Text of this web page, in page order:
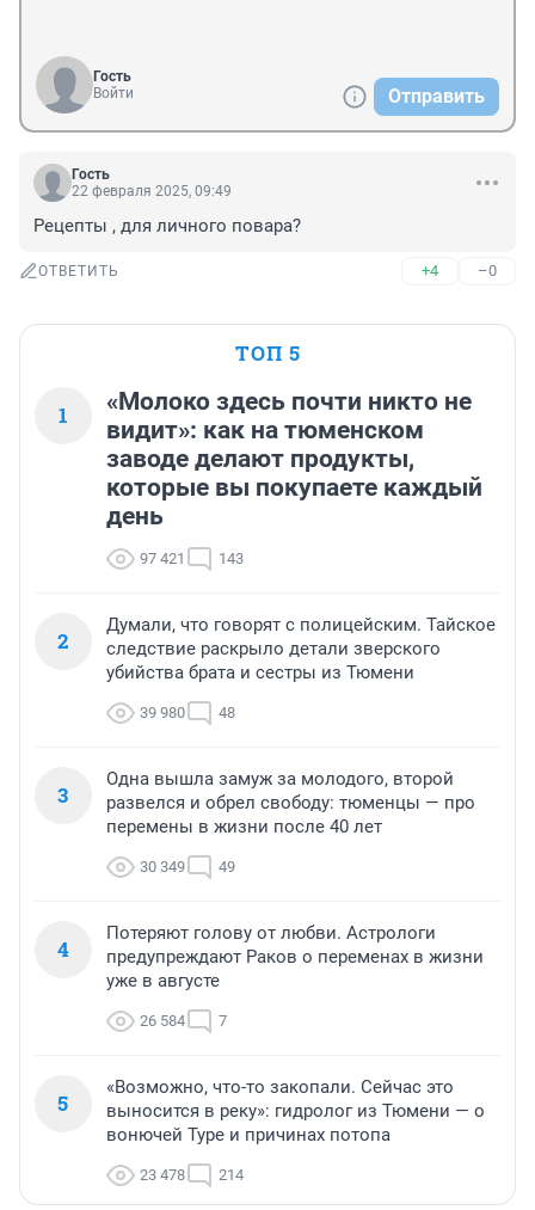
Гость
Войти
Отправить
Гость
22 февраля 2025, 09:49
Рецепты , для личного повара?
ОТВЕТИТЬ +4 –0
ТОП 5
1
«Молоко здесь почти никто не
видит»: как на тюменском
заводе делают продукты,
которые вы покупаете каждый
день
97 421 143
2
Думали, что говорят с полицейским. Тайское
следствие раскрыло детали зверского
убийства брата и сестры из Тюмени
39 980 48
3
Одна вышла замуж за молодого, второй
развелся и обрел свободу: тюменцы — про
перемены в жизни после 40 лет
30 349 49
4
Потеряют голову от любви. Астрологи
предупреждают Раков о переменах в жизни
уже в августе
26 584 7
5
«Возможно, что-то закопали. Сейчас это
выносится в реку»: гидролог из Тюмени — о
вонючей Туре и причинах потопа
23 478 214